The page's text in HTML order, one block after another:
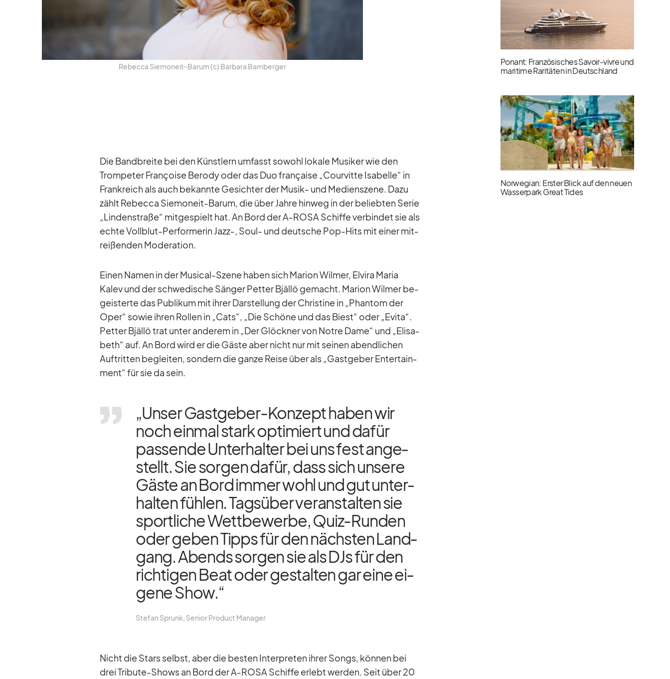
Re­becca Sie­mon­eit-Barum (c) Bar­bara Bam­ber­ger
Die Band­breite bei den Künst­lern um­fasst so­wohl lo­kale Mu­si­ker wie den
Trom­pe­ter Fran­çoise Berody oder das Duo fran­çaise „Cour­vitte Isa­belle“ in
Frank­reich als auch be­kannte Ge­sich­ter der Mu­sik- und Me­di­en­szene. Dazu
zählt Re­becca Sie­mon­eit-Barum, die über Jahre hin­weg in der be­lieb­ten Se­rie
„Lin­den­straße“ mit­ge­spielt hat. An Bord der A‑ROSA Schiffe ver­bin­det sie als
echte Voll­blut-Per­for­me­rin Jazz‑, Soul- und deut­sche Pop-Hits mit ei­ner mit­
rei­ßen­den Mo­de­ra­tion.
Ei­nen Na­men in der Mu­si­cal-Szene ha­ben sich Ma­rion Wil­mer, El­vira Ma­ria
Kalev und der schwe­di­sche Sän­ger Pet­ter Bjällö ge­macht. Ma­rion Wil­mer be­
geis­terte das Pu­bli­kum mit ih­rer Dar­stel­lung der Chris­tine in „Phan­tom der
Oper“ so­wie ih­ren Rol­len in „Cats“, „Die Schöne und das Biest“ oder „Evita“.
Pet­ter Bjällö trat un­ter an­de­rem in „Der Glöck­ner von Notre Dame“ und „Eli­sa­
beth“ auf. An Bord wird er die Gäste aber nicht nur mit sei­nen abend­li­chen
Auf­trit­ten be­glei­ten, son­dern die ganze Reise über als „Gast­ge­ber En­ter­tain­
ment“ für sie da sein.
„Un­ser Gast­ge­ber-Kon­zept ha­ben wir
noch ein­mal stark op­ti­miert und da­für
pas­sende Un­ter­hal­ter bei uns fest an­ge­
stellt. Sie sor­gen da­für, dass sich un­sere
Gäste an Bord im­mer wohl und gut un­ter­
hal­ten füh­len. Tags­über ver­an­stal­ten sie
sport­li­che Wett­be­werbe, Quiz-Run­den
oder ge­ben Tipps für den nächs­ten Land­
gang. Abends sor­gen sie als DJs für den
rich­ti­gen Beat oder ge­stal­ten gar eine ei­
gene Show.“
Ste­fan Sprunk, Se­nior Pro­duct Ma­na­ger
Nicht die Stars selbst, aber die bes­ten In­ter­pre­ten ih­rer Songs, kön­nen bei
drei Tri­bute-Shows an Bord der A‑ROSA Schiffe er­lebt wer­den. Seit über 20
Ponant: Französisches Savoir-vivre und
maritime Raritäten in Deutschland
Norwegian: Erster Blick auf den neuen
Wasserpark Great Tides